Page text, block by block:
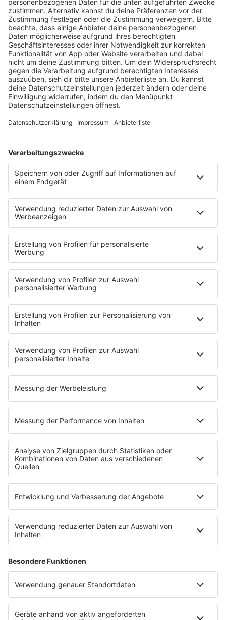
HOME
RADIOS
barba radio
Lagerfeuer
Füße hoch
Schmusekatze
Song Contest
Mädelsabend
Ich hasse Sport
Sonntag Morgen
Strandbar
Putzfimmel
Deutschpop
Deutsche Liebeslieder
PODCASTS
Mit den Waffeln einer Frau
Frühstück bei Barbara
Brave & One
NotAufnahme
"Bewerbung und Karriere"
Aber bitte mit Schlager
Erdbeerkäse
Fitness mit M.A.R.K
Glück in Worten
Todesursache
Niemand muss ein Promi sein
PROGRAMM
Mit den Waffeln einer Frau
SERVICE
Empfang
barba radio App
Impressum
Datenschutz Facebook & Instagram
Datenschutzeinstellungen
Clubbedingungen
Werbung schalten
Waffel-Werbepartner
80s80s.de
90s90s.de
Schlagerplanetradio.com